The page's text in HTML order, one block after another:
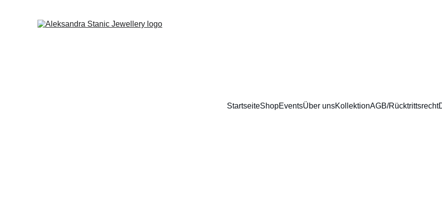
StartseiteShopEventsÜber unsKollektionAGB/Rücktrittsrecht